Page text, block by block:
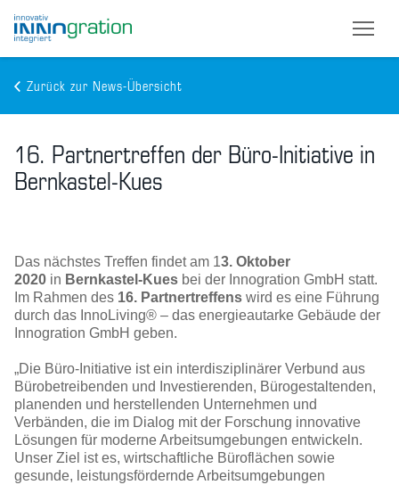
main
content
Zurück zur News-Übersicht
16. Partnertreffen der Büro-Initiative in
Bernkastel-Kues
Das nächstes Treffen findet am 13. Oktober
2020 in Bernkastel-Kues bei der Innogration GmbH statt.
Im Rahmen des 16. Partnertreffens wird es eine Führung
durch das InnoLiving® – das energieautarke Gebäude der
Innogration GmbH geben.
„Die Büro-Initiative ist ein interdisziplinärer Verbund aus
Bürobetreibenden und Investierenden, Bürogestaltenden,
planenden und herstellenden Unternehmen und
Verbänden, die im Dialog mit der Forschung innovative
Lösungen für moderne Arbeitsumgebungen entwickeln.
Unser Ziel ist es, wirtschaftliche Büroflächen sowie
gesunde, leistungsfördernde Arbeitsumgebungen